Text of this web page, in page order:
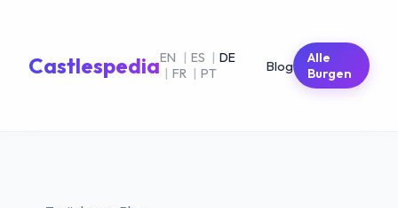
CastlespediaEN | ES | DE
| FR | PT Blog
Alle
Burgen